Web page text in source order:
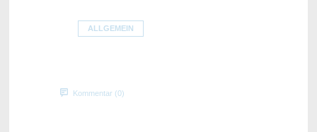
ALLGEMEIN
Kommentar (0)